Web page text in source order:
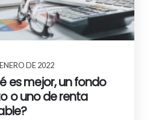
DE 2022
es mejor, un fondo
o uno de renta